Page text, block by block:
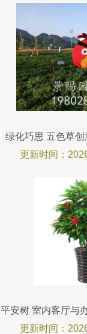
绿化巧思 五色草
更新时间：
平安树 室内客厅与
更新时间：